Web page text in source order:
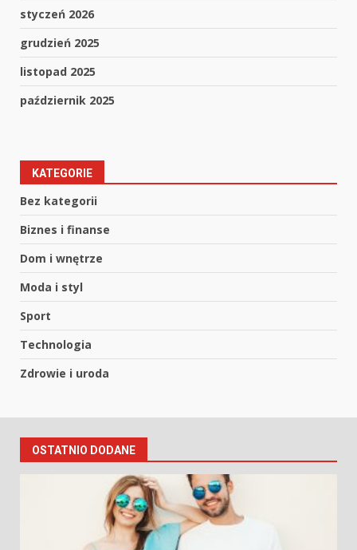
styczeń 2026
grudzień 2025
listopad 2025
październik 2025
KATEGORIE
Bez kategorii
Biznes i finanse
Dom i wnętrze
Moda i styl
Sport
Technologia
Zdrowie i uroda
OSTATNIO DODANE